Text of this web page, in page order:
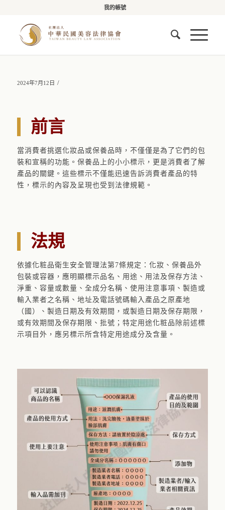
我的帳號
2024年7月12日 /
前言
當消費者挑選化妝品或保養品時，不僅僅是為了它們的包
裝和宣稱的功能。保養品上的小小標示，更是消費者了解
產品的關鍵。這些標示不僅能迅速告訴消費者產品的特
性，標示的內容及呈現也受到法律規範。
法規
依據化粧品衛生安全管理法第7條規定：化妝、保養品外
包裝或容器，應明顯標示品名、用途、用法及保存方法、
淨重、容量或數量、全成分名稱、使用注意事項、製造或
輸入業者之名稱、地址及電話號碼輸入產品之原產地
（國）、製造日期及有效期間，或製造日期及保存期限，
或有效期間及保存期限、批號；特定用途化粧品除前述標
示項目外，應另標示所含特定用途成分及含量。